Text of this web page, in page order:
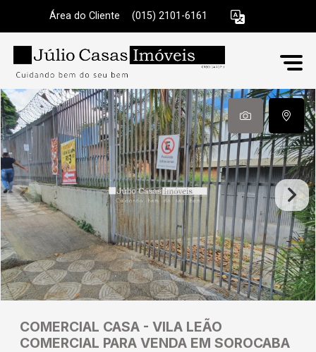
Área do Cliente (015) 2101-6161
COMERCIAL CASA - VILA LEÃO
COMERCIAL PARA VENDA EM SOROCABA